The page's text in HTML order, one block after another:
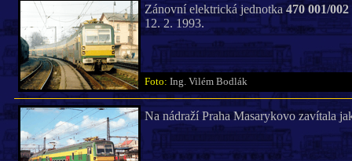
Zánovní elektrická jednotka 470 001/002
12. 2. 1993.
Foto: Ing. Vilém Bodlák
Na nádraží Praha Masarykovo zavítala